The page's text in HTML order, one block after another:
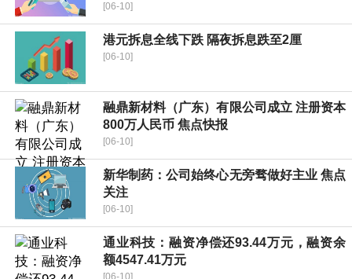
[06-10]
港元拆息全线下跌 隔夜拆息跌至2厘
[06-10]
融鼎新材料（广东）有限公司成立 注册资本
800万人民币 焦点快报
[06-10]
新华制药：公司始终心无旁骛做好主业 焦点
关注
[06-10]
通业科技：融资净偿还93.44万元，融资余
额4547.41万元